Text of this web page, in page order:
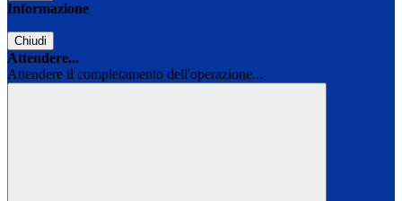
Informazione
Chiudi
Attendere...
Attendere il completamento dell'operazione...